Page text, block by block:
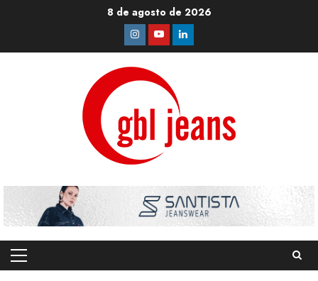
8 de agosto de 2026
Instagram
YoutubeLinkedin
Primary